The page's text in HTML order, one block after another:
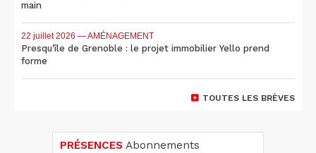
main
22 juillet 2026 — AMÉNAGEMENT
Presqu'île de Grenoble : le projet immobilier Yello prend
forme
TOUTES LES BRÈVES
PRÉSENCES Abonnements